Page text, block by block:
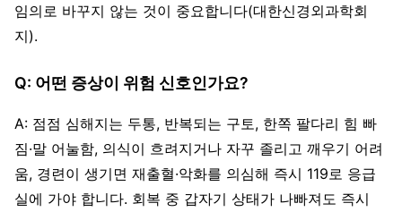
임의로 바꾸지 않는 것이 중요합니다(대한신경외과학회
지).
Q: 어떤 증상이 위험 신호인가요?
A: 점점 심해지는 두통, 반복되는 구토, 한쪽 팔다리 힘 빠
짐·말 어눌함, 의식이 흐려지거나 자꾸 졸리고 깨우기 어려
움, 경련이 생기면 재출혈·악화를 의심해 즉시 119로 응급
실에 가야 합니다. 회복 중 갑자기 상태가 나빠져도 즉시